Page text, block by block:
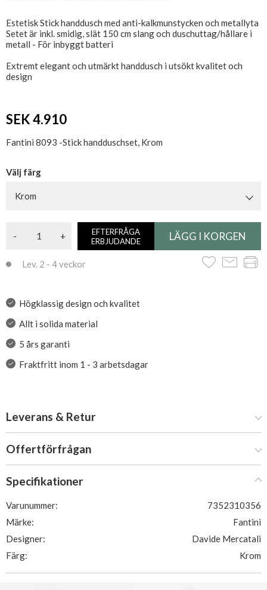
Estetisk Stick handdusch med anti-kalkmunstycken och metallyta
Setet är inkl. smidig, slät 150 cm slang och duschuttag/hållare i
metall - För inbyggt batteri
Extremt elegant och utmärkt handdusch i utsökt kvalitet och
design
SEK 4.910
Fantini 8093 -Stick handduschset, Krom
Välj färg
Krom
- +
EFTERFRÅGA
ERBJUDANDE
Lev. 2 - 4 veckor
Högklassig design och kvalitet
Allt i solida material
5 års garanti
Fraktfritt inom 1 - 3 arbetsdagar
Leverans & Retur
Offertförfrågan
Specifikationer
Varunummer:
7352310356
Märke:
Fantini
Designer:
Davide Mercatali
Färg:
Krom